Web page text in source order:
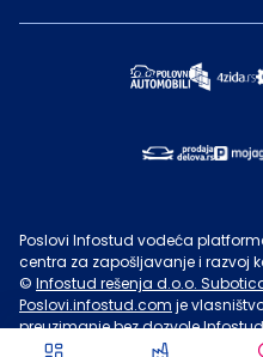
Poslovi Infostud vodeća
centra za zapošljavanje i razvoj
© Infostud rešenja d.o.o.
Poslovi.infostud.com je
preuzimanje bez dozvole
u druge svrhe, osim za lične